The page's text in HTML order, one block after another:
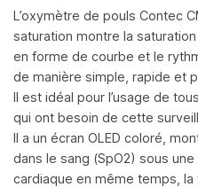
L’oxymètre de pouls Contec
saturation montre la
en forme de courbe et le
de manière simple, rapide et
Il est idéal pour l’usage de
qui ont besoin de cette
Il a un écran OLED coloré,
dans le sang (SpO2) sous
cardiaque en même temps,